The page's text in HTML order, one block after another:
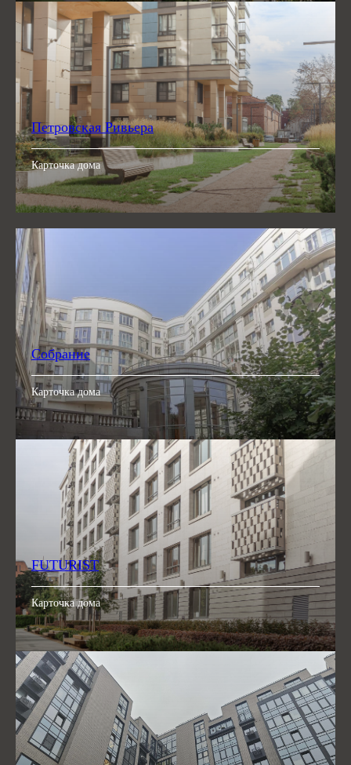
Петровская Ривьера
Карточка дома
Собрание
Карточка дома
FUTURIST
Карточка дома